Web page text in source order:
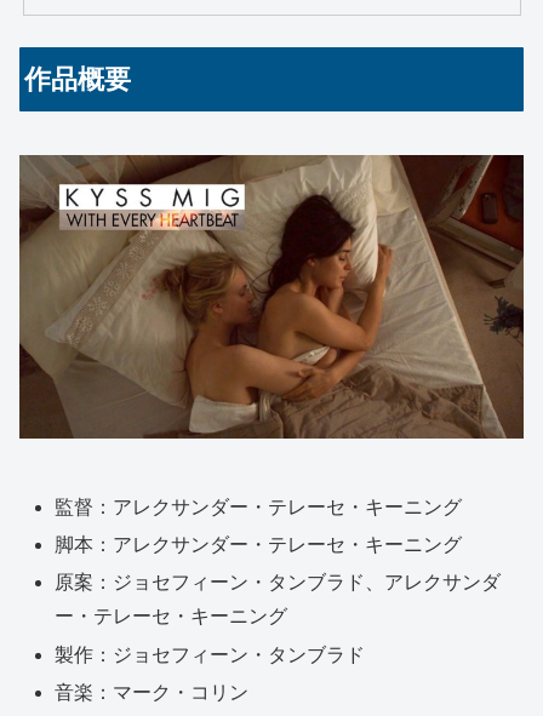
作品概要
監督：アレクサンダー・テレーセ・キーニング
脚本：アレクサンダー・テレーセ・キーニング
原案：ジョセフィーン・タンブラド、アレクサンダ
ー・テレーセ・キーニング
製作：ジョセフィーン・タンブラド
音楽：マーク・コリン